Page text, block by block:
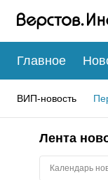
Главное
ВИП-новость
Лента
Календарь